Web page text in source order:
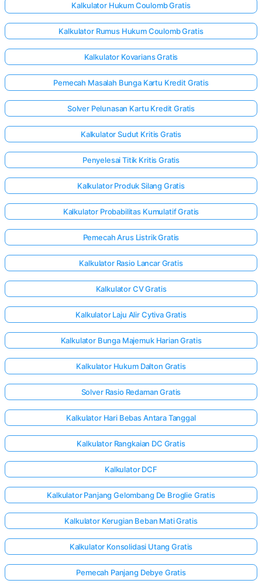
Kalkulator Hukum Coulomb Gratis
Kalkulator Rumus Hukum Coulomb Gratis
Kalkulator Kovarians Gratis
Pemecah Masalah Bunga Kartu Kredit Gratis
Solver Pelunasan Kartu Kredit Gratis
Kalkulator Sudut Kritis Gratis
Penyelesai Titik Kritis Gratis
Kalkulator Produk Silang Gratis
Kalkulator Probabilitas Kumulatif Gratis
Pemecah Arus Listrik Gratis
Kalkulator Rasio Lancar Gratis
Kalkulator CV Gratis
Kalkulator Laju Alir Cytiva Gratis
Kalkulator Bunga Majemuk Harian Gratis
Kalkulator Hukum Dalton Gratis
Solver Rasio Redaman Gratis
Kalkulator Hari Bebas Antara Tanggal
Kalkulator Rangkaian DC Gratis
Kalkulator DCF
Kalkulator Panjang Gelombang De Broglie Gratis
Kalkulator Kerugian Beban Mati Gratis
Kalkulator Konsolidasi Utang Gratis
Pemecah Panjang Debye Gratis